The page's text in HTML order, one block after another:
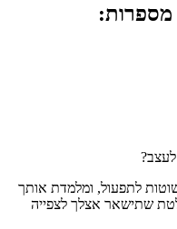
לתפעול, ומלמדת אותך
שתישאר אצלך לצפייה